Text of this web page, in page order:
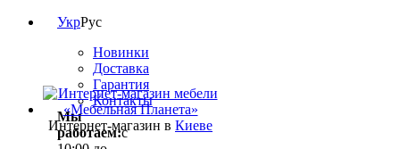
УкрРус
Новинки
Доставка
Гарантия
Контакты
Мы
работаем:с
Интернет-магазин в Киеве